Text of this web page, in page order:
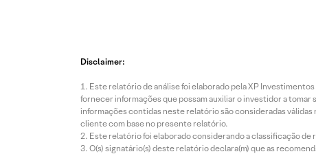
Disclaimer:
Este relatório de análise foi elaborado pela XP
fornecer informações que possam auxiliar o investidor a
informações contidas neste relatório são consideradas válidas
cliente com base no presente relatório.
Este relatório foi elaborado considerando a classificação
O(s) signatário(s) deste relatório declara(m) que as